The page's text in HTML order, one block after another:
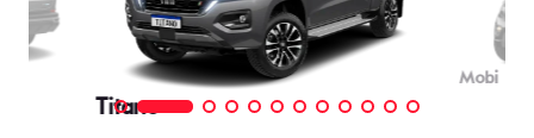
Titano
Mobi